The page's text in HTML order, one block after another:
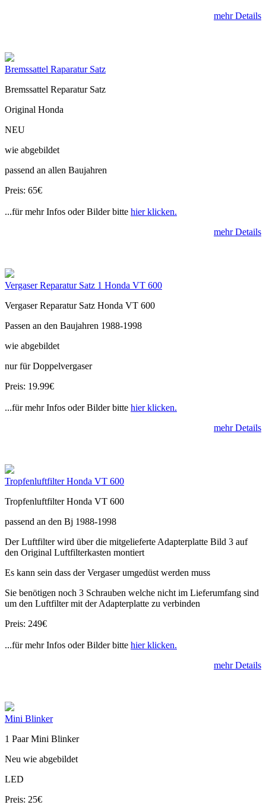
mehr Details
Bremssattel Raparatur Satz
Bremssattel Reparatur Satz
Original Honda
NEU
wie abgebildet
passend an allen Baujahren
Preis: 65€
...für mehr Infos oder Bilder bitte hier klicken.
mehr Details
Vergaser Reparatur Satz 1 Honda VT 600
Vergaser Reparatur Satz Honda VT 600
Passen an den Baujahren 1988-1998
wie abgebildet
nur für Doppelvergaser
Preis: 19.99€
...für mehr Infos oder Bilder bitte hier klicken.
mehr Details
Tropfenluftfilter Honda VT 600
Tropfenluftfilter Honda VT 600
passend an den Bj 1988-1998
Der Luftfilter wird über die mitgelieferte Adapterplatte Bild 3 auf
den Original Luftfilterkasten montiert
Es kann sein dass der Vergaser umgedüst werden muss
Sie benötigen noch 3 Schrauben welche nicht im Lieferumfang sind
um den Luftfilter mit der Adapterplatte zu verbinden
Preis: 249€
...für mehr Infos oder Bilder bitte hier klicken.
mehr Details
Mini Blinker
1 Paar Mini Blinker
Neu wie abgebildet
LED
Preis: 25€